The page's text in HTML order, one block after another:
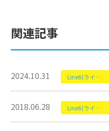
関連記事
2024.10.31 Line6(ラインシックス)
2018.06.28 Line6(ラインシックス)